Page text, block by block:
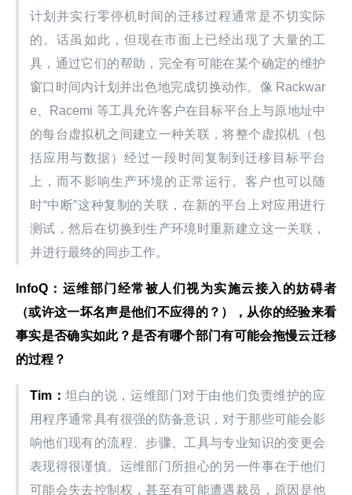
计划并实行零停机时间的迁移过程通常是不切实际
的。话虽如此，但现在市面上已经出现了大量的工
具，通过它们的帮助，完全有可能在某个确定的维护
窗口时间内计划并出色地完成切换动作。像 Rackwar
e、Racemi 等工具允许客户在目标平台上与原地址中
的每台虚拟机之间建立一种关联，将整个虚拟机（包
括应用与数据）经过一段时间复制到迁移目标平台
上，而不影响生产环境的正常运行。客户也可以随
时“中断”这种复制的关联，在新的平台上对应用进行
测试，然后在切换到生产环境时重新建立这一关联，
并进行最终的同步工作。
InfoQ ：运维部门经常被人们视为实施云接入的妨碍者
（或许这一坏名声是他们不应得的？），从你的经验来看
事实是否确实如此？是否有哪个部门有可能会拖慢云迁移
的过程？
Tim ：坦白的说，运维部门对于由他们负责维护的应
用程序通常具有很强的防备意识，对于那些可能会影
响他们现有的流程、步骤、工具与专业知识的变更会
表现得很谨慎。运维部门所担心的另一件事在于他们
可能会失去控制权，甚至有可能遭遇裁员，原因是他